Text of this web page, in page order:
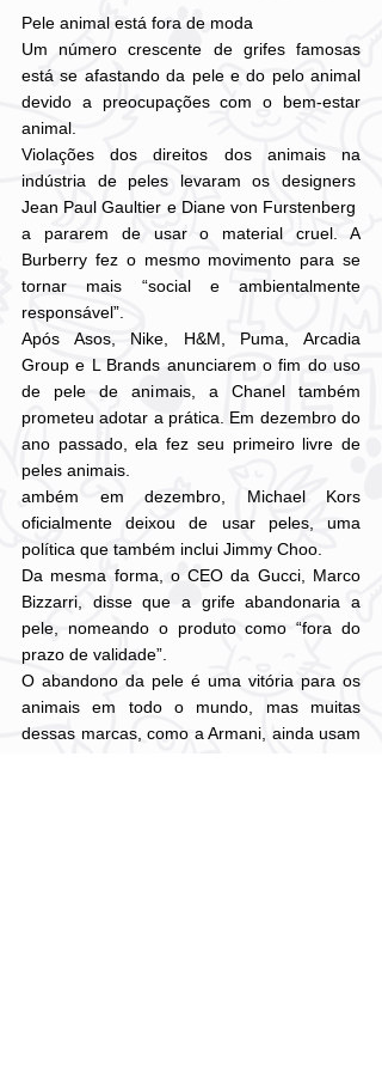
Pele animal está fora de moda
Um número crescente de grifes famosas
está se afastando da pele e do pelo animal
devido a preocupações com o bem-estar
animal.
Violações dos direitos dos animais na
indústria de peles levaram os designers
Jean Paul Gaultier e Diane von Furstenberg
a pararem de usar o material cruel. A
Burberry fez o mesmo movimento para se
tornar mais “social e ambientalmente
responsável”.
Após Asos, Nike, H&M, Puma, Arcadia
Group e L Brands anunciarem o fim do uso
de pele de animais, a Chanel também
prometeu adotar a prática. Em dezembro do
ano passado, ela fez seu primeiro livre de
peles animais.
ambém em dezembro, Michael Kors
oficialmente deixou de usar peles, uma
política que também inclui Jimmy Choo.
Da mesma forma, o CEO da Gucci, Marco
Bizzarri, disse que a grife abandonaria a
pele, nomeando o produto como “fora do
prazo de validade”.
O abandono da pele é uma vitória para os
animais em todo o mundo, mas muitas
dessas marcas, como a Armani, ainda usam